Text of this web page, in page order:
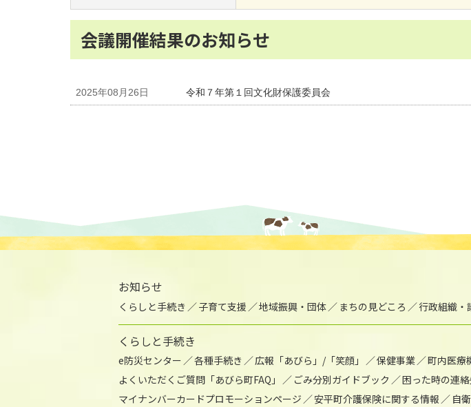
会議開催結果のお知らせ
2025年08月26日 令和７年第１回文化財保護委員会
お知らせ
くらしと手続き 子育て支援 地域振興・団体 まちの見どころ 行政組織・
くらしと手続き
e防災センター 各種手続き 広報「あびら」/「笑顔」 保健事業 町内医療
よくいただくご質問「あびら町FAQ」
ごみ分別ガイドブック 困った時の連
マイナンバーカードプロモーションページ
安平町介護保険に関する情報 自